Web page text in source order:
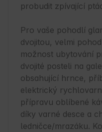
probudit zpívající
Pro vaše pohodlí
dvojitou, velmi
možnost ubytování
dvojité posteli na
obsahující hrnce,
elektrický
přípravu oblíbené
díky varné desce a
ledničce/mrazáku.